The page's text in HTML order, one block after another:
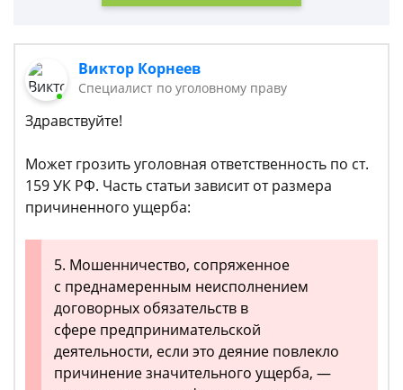
Виктор Корнеев
Cпециалист по уголовному праву
Здравствуйте!
Может грозить уголовная ответственность по ст.
159 УК РФ. Часть статьи зависит от размера
причиненного ущерба:
5. Мошенничество, сопряженное
с преднамеренным неисполнением
договорных обязательств в
сфере предпринимательской
деятельности, если это деяние повлекло
причинение значительного ущерба, —